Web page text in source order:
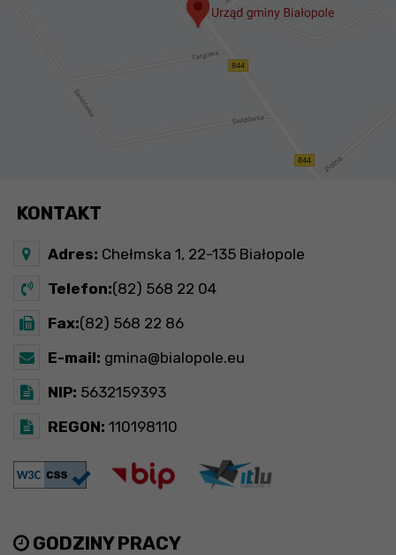
KONTAKT
Adres: Chełmska 1, 22-135 Białopole
Telefon:(82) 568 22 04
Fax:(82) 568 22 86
E-mail: gmina@bialopole.eu
NIP: 5632159393
REGON: 110198110
GODZINY PRACY